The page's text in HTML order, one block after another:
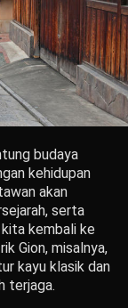
budaya
kehidupan
akan
serta
kembali ke
Gion, misalnya,
kayu klasik dan
terjaga.